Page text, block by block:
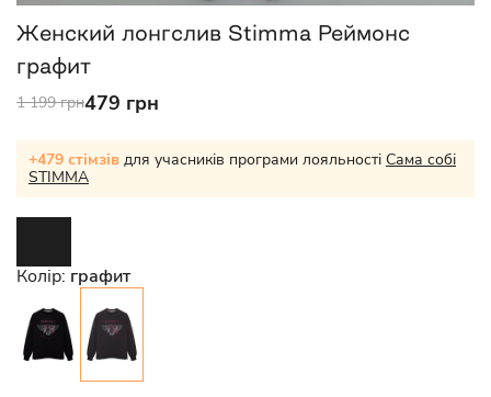
Женский лонгслив Stimma Реймонс
графит
1 199 грн479 грн
+479 стімзів для учасників програми лояльності Сама собі
STIMMA
Колір: графит